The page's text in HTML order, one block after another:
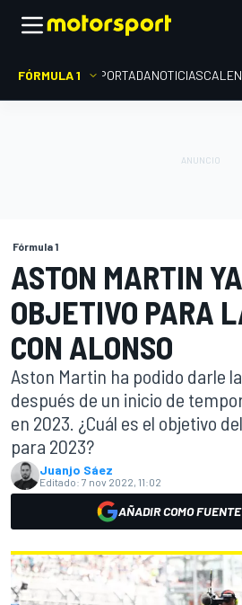
FÓRMULA 1 PORTADANOTICIAS
Fórmula 1
ASTON MARTIN
OBJETIVO PARA
CON ALONSO
Aston Martin ha podido darle
después de un inicio de
en 2023. ¿Cuál es el objetivo
para 2023?
Juanjo Sáez
Editado: 7 nov 2022, 11:02
AÑADIR COMO